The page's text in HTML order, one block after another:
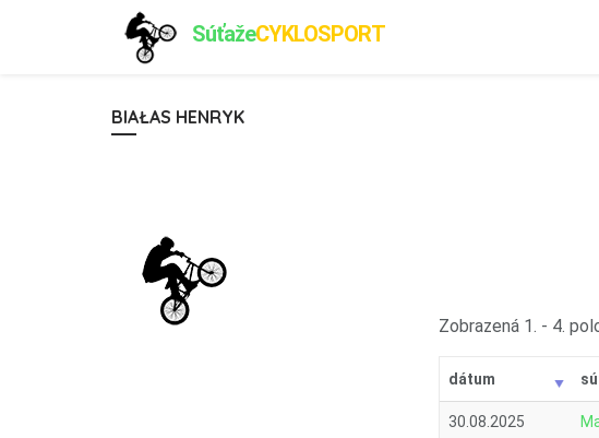
SúťažeCYKLOSPORT
BIAŁAS HENRYK
Zobrazená 1. - 4.
dátum
30.08.2025